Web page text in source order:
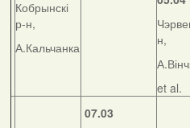
Кобрынскі
р-н,
А.Кальчанка
н,
et al.
07.03